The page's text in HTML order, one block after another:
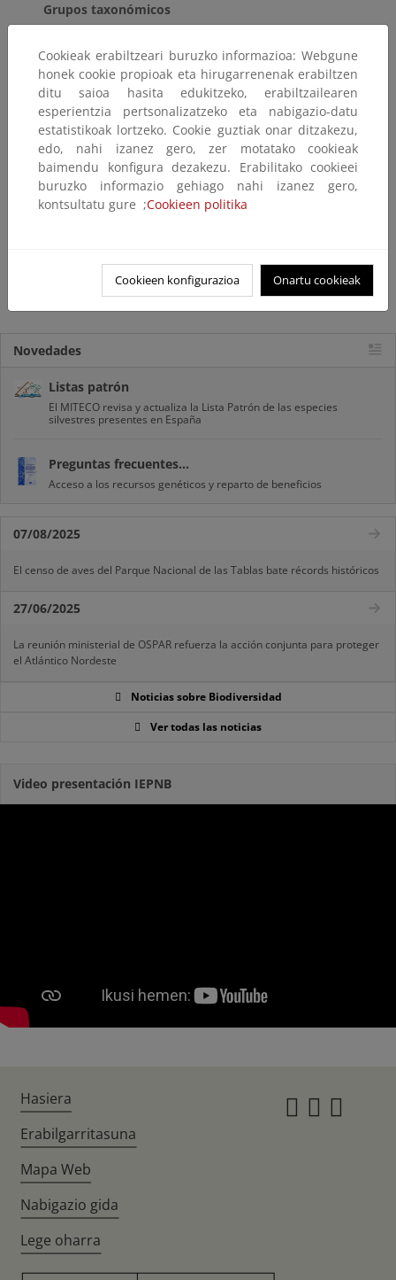
Grupos taxonómicos
Artrópodos no crustáceos
Crustáceos
Peces
Anfibios
Reptiles
Aves
Mamíferos
Para más información...
Novedades
Listas patrón
El MITECO revisa y actualiza la Lista Patrón de las especies
silvestres presentes en España
Preguntas frecuentes...
Acceso a los recursos genéticos y reparto de beneficios
07/08/2025
El censo de aves del Parque Nacional de las Tablas bate récords históricos
27/06/2025
La reunión ministerial de OSPAR refuerza la acción conjunta para proteger
el Atlántico Nordeste
Noticias sobre Biodiversidad
Ver todas las noticias
Video presentación IEPNB
Cookieak erabiltzeari buruzko informazioa: Webgune
honek cookie propioak eta hirugarrenenak erabiltzen
ditu saioa hasita edukitzeko, erabiltzailearen
esperientzia pertsonalizatzeko eta nabigazio-datu
estatistikoak lortzeko. Cookie guztiak onar ditzakezu,
edo, nahi izanez gero, zer motatako cookieak
baimendu konfigura dezakezu. Erabilitako cookieei
buruzko informazio gehiago nahi izanez gero,
kontsultatu gure ;Cookieen politika
Cookieen konfigurazioa Onartu cookieak
Hasiera
Erabilgarritasuna
Mapa Web
Nabigazio gida
Lege oharra